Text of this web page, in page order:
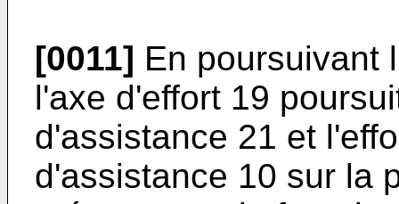
[0011] En poursuivant
l'axe d'effort 19
d'assistance 21 et
d'assistance 10 sur la